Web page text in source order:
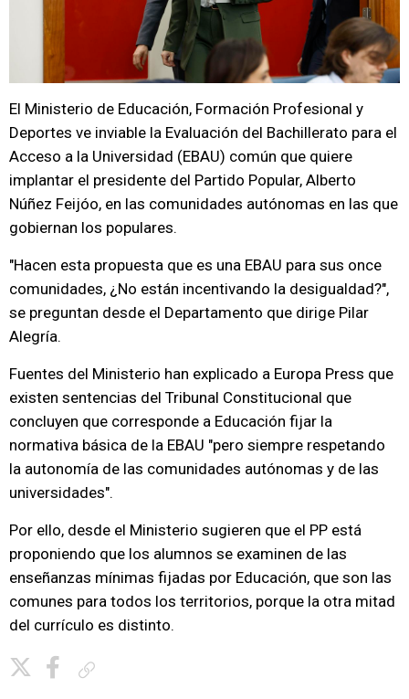
El Ministerio de Educación, Formación Profesional y
Deportes ve inviable la Evaluación del Bachillerato para el
Acceso a la Universidad (EBAU) común que quiere
implantar el presidente del Partido Popular, Alberto
Núñez Feijóo, en las comunidades autónomas en las que
gobiernan los populares.
"Hacen esta propuesta que es una EBAU para sus once
comunidades, ¿No están incentivando la desigualdad?",
se preguntan desde el Departamento que dirige Pilar
Alegría.
Fuentes del Ministerio han explicado a Europa Press que
existen sentencias del Tribunal Constitucional que
concluyen que corresponde a Educación fijar la
normativa básica de la EBAU "pero siempre respetando
la autonomía de las comunidades autónomas y de las
universidades".
Por ello, desde el Ministerio sugieren que el PP está
proponiendo que los alumnos se examinen de las
enseñanzas mínimas fijadas por Educación, que son las
comunes para todos los territorios, porque la otra mitad
del currículo es distinto.